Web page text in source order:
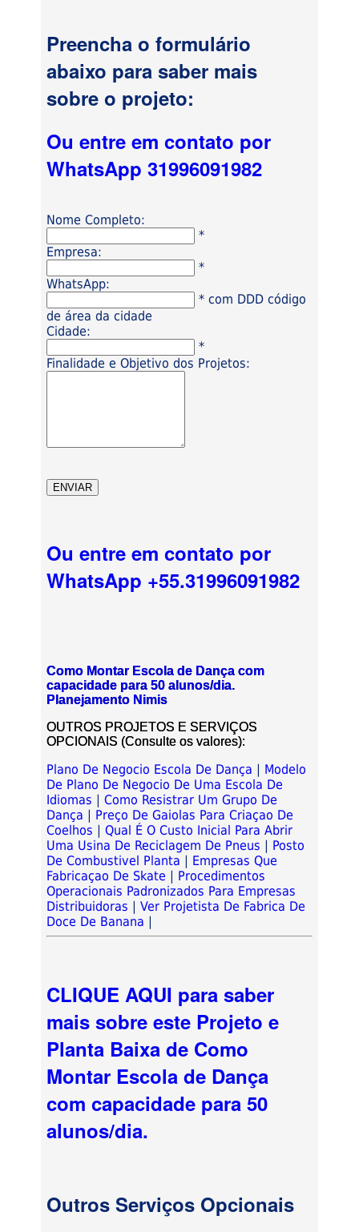
Preencha o formulário
abaixo para saber mais
sobre o projeto:
Ou entre em contato por
WhatsApp 31996091982
Nome Completo:
*
Empresa:
*
WhatsApp:
* com DDD código
de área da cidade
Cidade:
*
Finalidade e Objetivo dos Projetos:
Ou entre em contato por
WhatsApp +55.31996091982
Como Montar Escola de Dança com
capacidade para 50 alunos/dia.
Planejamento Nimis
OUTROS PROJETOS E SERVIÇOS
OPCIONAIS (Consulte os valores):
Plano De Negocio Escola De Dança
Modelo
De Plano De Negocio De Uma Escola De
Idiomas |Como Resistrar Um Grupo De
Dança
Preço De Gaiolas Para Criaçao De
Coelhos |Qual É O Custo Inicial Para Abrir
Uma Usina De Reciclagem De Pneus
Posto
De Combustivel Planta
Empresas Que
Fabricaçao De Skate
Procedimentos
Operacionais Padronizados Para Empresas
Distribuidoras |Ver Projetista De Fabrica De
Doce De Banana
CLIQUE AQUI para saber
mais sobre este Projeto e
Planta Baixa de Como
Montar Escola de Dança
com capacidade para 50
alunos/dia.
Outros Serviços Opcionais